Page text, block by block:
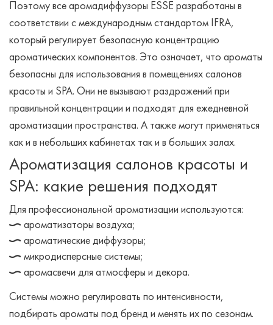
Поэтому все аромадиффузоры ESSE разработаны в
соответствии с международным стандартом IFRA,
который регулирует безопасную концентрацию
ароматических компонентов. Это означает, что ароматы
безопасны для использования в помещениях салонов
красоты и SPA. Они не вызывают раздражений при
правильной концентрации и подходят для ежедневной
ароматизации пространства. А также могут применяться
как и в небольших кабинетах так и в больших залах.
Ароматизация салонов красоты и
SPA: какие решения подходят
Для профессиональной ароматизации используются:
ароматизаторы воздуха;
ароматические диффузоры;
микродисперсные системы;
аромасвечи для атмосферы и декора.
Системы можно регулировать по интенсивности,
подбирать ароматы под бренд и менять их по сезонам.